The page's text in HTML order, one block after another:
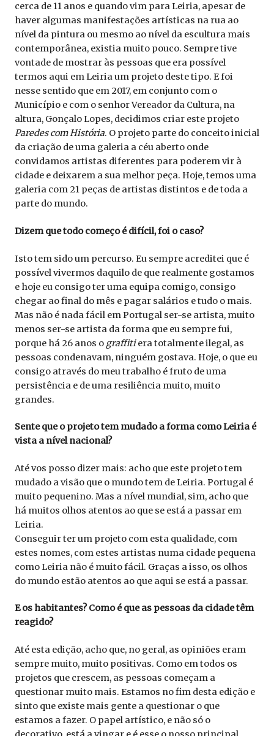
cerca de 11 anos e quando vim para Leiria, apesar de
haver algumas manifestações artísticas na rua ao
nível da pintura ou mesmo ao nível da escultura mais
contemporânea, existia muito pouco. Sempre tive
vontade de mostrar às pessoas que era possível
termos aqui em Leiria um projeto deste tipo. E foi
nesse sentido que em 2017, em conjunto com o
Município e com o senhor Vereador da Cultura, na
altura, Gonçalo Lopes, decidimos criar este projeto
Paredes com História. O projeto parte do conceito inicial
da criação de uma galeria a céu aberto onde
convidamos artistas diferentes para poderem vir à
cidade e deixarem a sua melhor peça. Hoje, temos uma
galeria com 21 peças de artistas distintos e de toda a
parte do mundo.
Dizem que todo começo é difícil, foi o caso?
Isto tem sido um percurso. Eu sempre acreditei que é
possível vivermos daquilo de que realmente gostamos
e hoje eu consigo ter uma equipa comigo, consigo
chegar ao final do mês e pagar salários e tudo o mais.
Mas não é nada fácil em Portugal ser-se artista, muito
menos ser-se artista da forma que eu sempre fui,
porque há 26 anos o graffitiera totalmente ilegal, as
pessoas condenavam, ninguém gostava. Hoje, o que eu
consigo através do meu trabalho é fruto de uma
persistência e de uma resiliência muito, muito
grandes.
Sente que o projeto tem mudado a forma como Leiria é
vista a nível nacional?
Até vos posso dizer mais: acho que este projeto tem
mudado a visão que o mundo tem de Leiria. Portugal é
muito pequenino. Mas a nível mundial, sim, acho que
há muitos olhos atentos ao que se está a passar em
Leiria.
Conseguir ter um projeto com esta qualidade, com
estes nomes, com estes artistas numa cidade pequena
como Leiria não é muito fácil. Graças a isso, os olhos
do mundo estão atentos ao que aqui se está a passar.
E os habitantes? Como é que as pessoas da cidade têm
reagido?
Até esta edição, acho que, no geral, as opiniões eram
sempre muito, muito positivas. Como em todos os
projetos que crescem, as pessoas começam a
questionar muito mais. Estamos no fim desta edição e
sinto que existe mais gente a questionar o que
estamos a fazer. O papel artístico, e não só o